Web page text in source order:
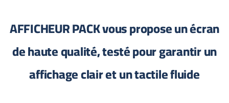
AFFICHEUR PACK vous propose un écran
de haute qualité, testé pour garantir un
affichage clair et un tactile fluide